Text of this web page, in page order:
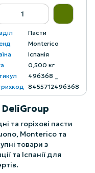
Пасти
Monterico
Іспанія
0,500 кг
496368 _
8455712496368
DeliGroup
та горіхові пасти
Monterico та
товари з
та Іспанії для